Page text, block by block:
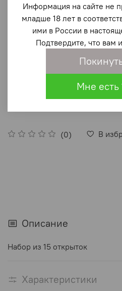
Петроградка. Рельефы.
(0) В
250 ₽
В
Описание
Набор из 15 открыток
Характеристики
Информация на сайте не
младше 18 лет в
ими в России в
Подтвердите, что вам
Мне есть